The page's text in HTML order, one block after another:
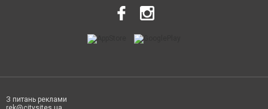
З питань реклами